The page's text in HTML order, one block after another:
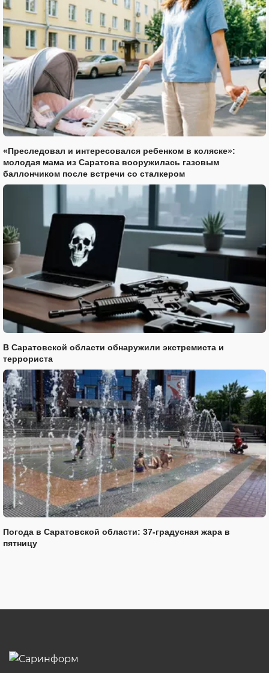
«Преследовал и интересовался ребенком в коляске»:
молодая мама из Саратова вооружилась газовым
баллончиком после встречи со сталкером
В Саратовской области обнаружили экстремиста и
террориста
Погода в Саратовской области: 37-градусная жара в
пятницу